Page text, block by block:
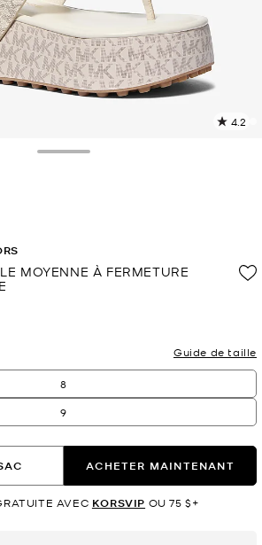
4.2
MOYENNE À FERMETURE
Guide de taille
8
9
ACHETER MAINTENANT
AVEC KORSVIP OU 75 $+